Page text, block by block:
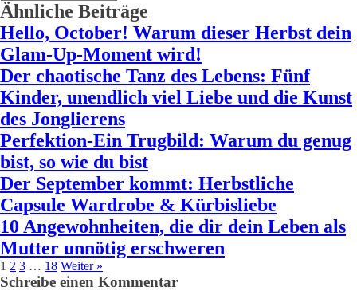
Ähnliche Beiträge
Hello, October! Warum dieser Herbst dein
Glam-Up-Moment wird!
Der chaotische Tanz des Lebens: Fünf
Kinder, unendlich viel Liebe und die Kunst
des Jonglierens
Perfektion-Ein Trugbild: Warum du genug
bist, so wie du bist
Der September kommt: Herbstliche
Capsule Wardrobe & Kürbisliebe
10 Angewohnheiten, die dir dein Leben als
Mutter unnötig erschweren
1 2 3 … 18 Weiter »
Schreibe einen Kommentar